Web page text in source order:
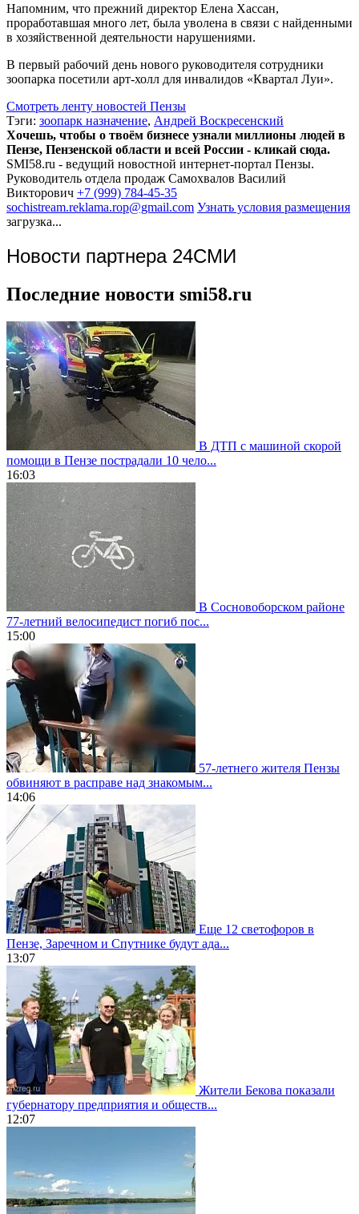
Напомним, что прежний директор Елена Хассан,
проработавшая много лет, была уволена в связи с найденными
в хозяйственной деятельности нарушениями.
В первый рабочий день нового руководителя сотрудники
зоопарка посетили арт-холл для инвалидов «Квартал Луи».
Смотреть ленту новостей Пензы
Тэги: зоопарк назначение, Андрей Воскресенский
Хочешь, чтобы о твоём бизнесе узнали миллионы людей в
Пензе, Пензенской области и всей России - кликай сюда.
SMI58.ru - ведущий новостной интернет-портал Пензы.
Руководитель отдела продаж Самохвалов Василий
Викторович +7 (999) 784-45-35
sochistream.reklama.rop@gmail.com Узнать условия размещения
загрузка...
Новости партнера 24СМИ
Последние новости smi58.ru
В ДТП с машиной скорой
помощи в Пензе пострадали 10 чело...
16:03
В Сосновоборском районе
77-летний велосипедист погиб пос...
15:00
57-летнего жителя Пензы
обвиняют в расправе над знакомым...
14:06
Еще 12 светофоров в
Пензе, Заречном и Спутнике будут ада...
13:07
Жители Бекова показали
губернатору предприятия и обществ...
12:07